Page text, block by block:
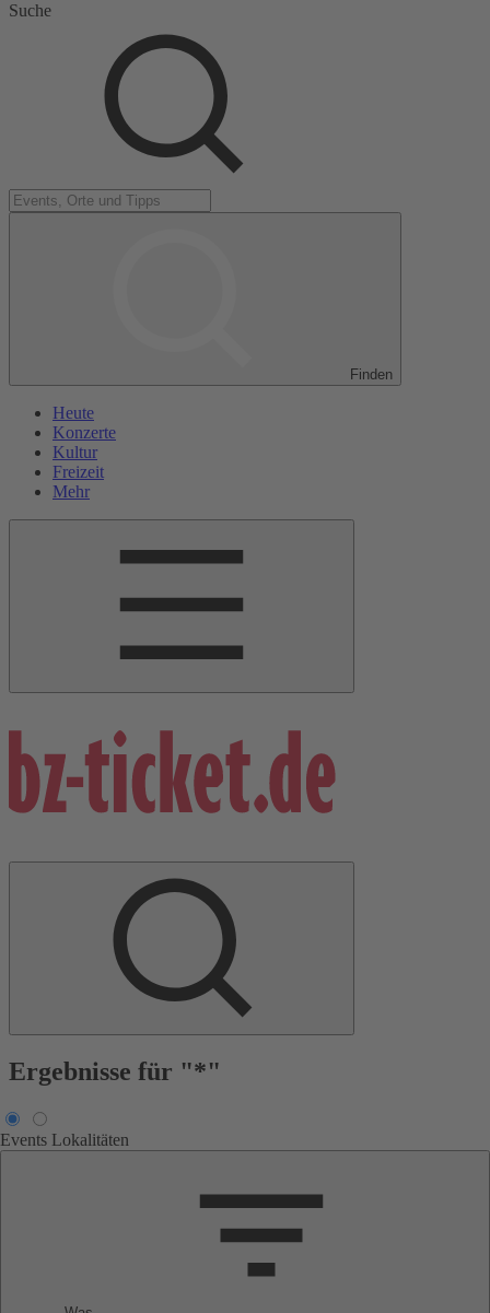
Suche
Finden
Heute
Konzerte
Kultur
Freizeit
Mehr
Ergebnisse für "*"
Events Lokalitäten